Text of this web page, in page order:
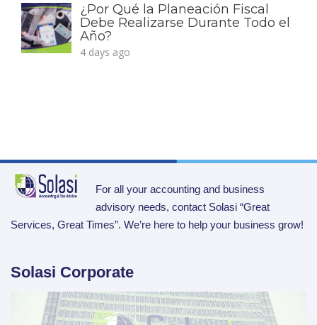
¿Por Qué la Planeación Fiscal
Debe Realizarse Durante Todo el
Año?
4 days ago
For all your accounting and business
advisory needs, contact Solasi “Great
Services, Great Times”. We’re here to help your business grow!
Solasi Corporate
Player